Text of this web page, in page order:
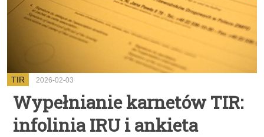
TIR 2026-02-03
Wypełnianie karnetów TIR:
infolinia IRU i ankieta